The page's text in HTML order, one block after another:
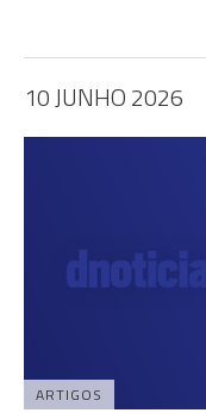
10 JUNHO 2026
ARTIGOS